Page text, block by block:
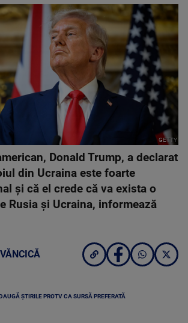
GETTY
Donald Trump, a declarat
din Ucraina este foarte
şi că el crede că va exista o
Rusia şi Ucraina, informează
ȘTIRILE PROTV CA SURSĂ PREFERATĂ